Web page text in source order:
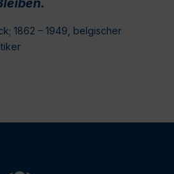
1862 – 1949, belgischer